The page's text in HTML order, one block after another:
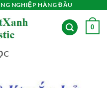
NGHIỆP HÀNG ĐẦU
0